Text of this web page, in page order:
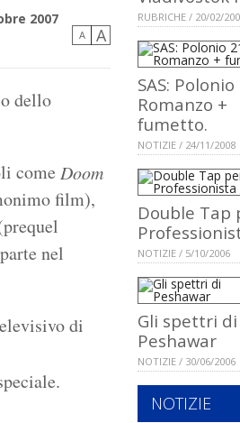
2007
A A
dello
come Doom
film),
nel
di
RUBRICHE / 20/02/
SAS: Polonio
Romanzo +
fumetto.
NOTIZIE / 24/11/2008
Double Tap
NOTIZIE / 5/10/2006
Gli spettri di
Peshawar
NOTIZIE / 30/06/2006
NOTIZIE